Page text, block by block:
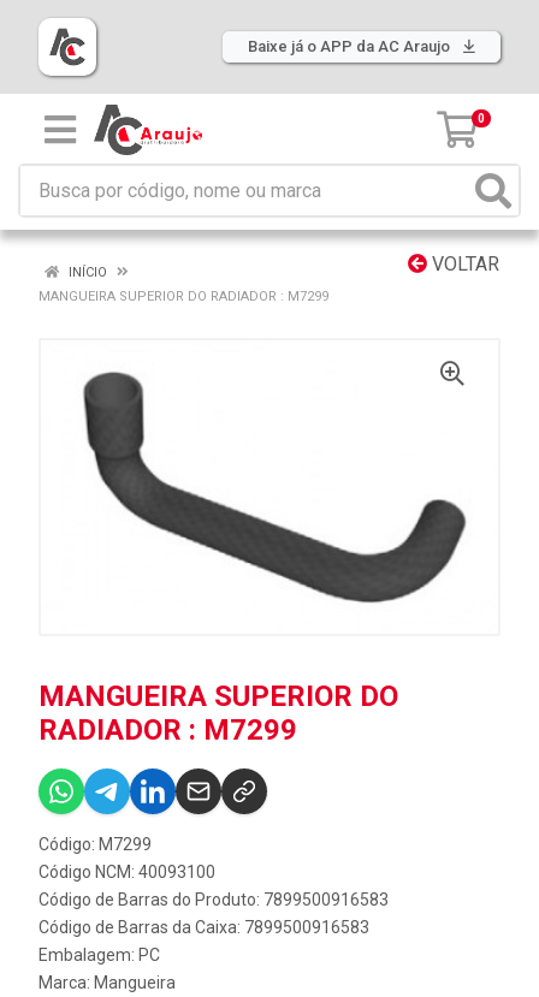
Baixe já o APP da AC Araujo
0
VOLTAR
INÍCIO
MANGUEIRA SUPERIOR DO RADIADOR : M7299
MANGUEIRA SUPERIOR DO
RADIADOR : M7299
Código: M7299
Código NCM: 40093100
Código de Barras do Produto: 7899500916583
Código de Barras da Caixa: 7899500916583
Embalagem: PC
Marca: Mangueira